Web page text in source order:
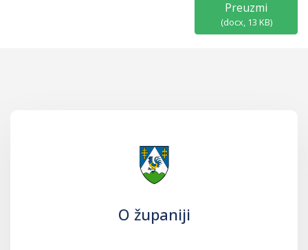
Preuzmi
(docx, 13 KB)
O županiji